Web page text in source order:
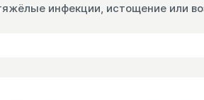
инфекции, истощение или